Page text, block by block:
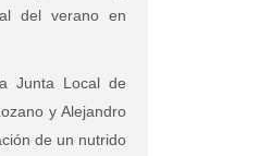
del verano en
Junta Local de
y Alejandro
de un nutrido